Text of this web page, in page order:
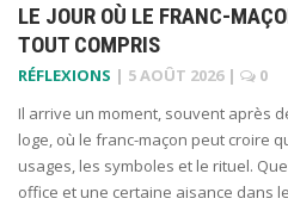
LE JOUR OÙ LE FRANC-
TOUT COMPRIS
RÉFLEXIONS | 5 AOÛT 2026 |
0
Il arrive un moment, souvent après
loge, où le franc-maçon peut croire
usages, les symboles et le rituel.
office et une certaine aisance dans